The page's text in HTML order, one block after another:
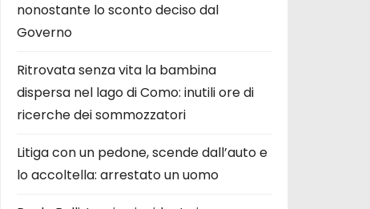
nonostante lo sconto deciso dal
Governo
Ritrovata senza vita la bambina
dispersa nel lago di Como: inutili ore di
ricerche dei sommozzatori
Litiga con un pedone, scende dall’auto e
lo accoltella: arrestato un uomo